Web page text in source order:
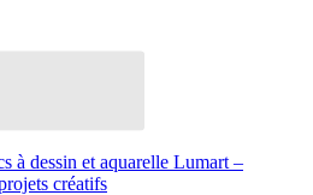
à dessin et aquarelle Lumart –
créatifs